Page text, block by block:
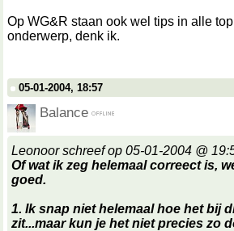
Op WG&R staan ook wel tips in alle
onderwerp, denk ik.
05-01-2004, 18:57
Balance
Leonoor schreef op 05-01-2004 @
Of wat ik zeg helemaal correect is,
goed.
1. Ik snap niet helemaal hoe het bij
zit...maar kun je het niet precies zo